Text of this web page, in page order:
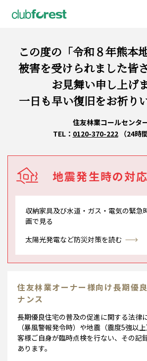
この度の「令和８年熊本
被害を受けられました皆
お見舞い申し上げま
一日も早い復旧をお祈り
住友林業コールセンタ
TEL： 0120-370-222（24時
地震発生時の対応
収納家具及び水道・ガス・電気の緊急
画で見る
太陽光発電など防災対策を読む
住友林業オーナー様向け長期優
ナンス
長期優良住宅の普及の促進に関する法律
（暴風警報発令時）や地震（震度5強以
客様ご自身が臨時点検を行ない、その記
あります。